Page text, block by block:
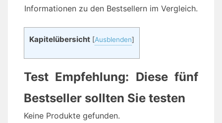
Informationen zu den Bestsellern im Vergleich.
Kapitelübersicht [Ausblenden]
Test Empfehlung: Diese fünf
Bestseller sollten Sie testen
Keine Produkte gefunden.